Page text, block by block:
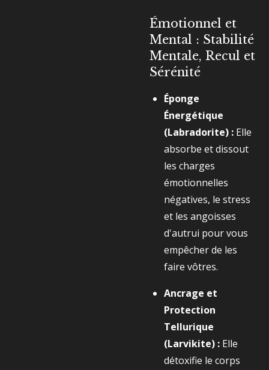
Émotionnel et
Mental : Stabilité
Mentale, Recul et
Sérénité
Éponge
Énergétique
(Labradorite) : Elle
absorbe et dissout
les charges
émotionnelles
négatives, le stress
et les angoisses
d'autrui pour vous
empêcher de les
faire vôtres.
Ancrage et
Protection
Tellurique
(Larvikite) : Elle
détoxifie le corps